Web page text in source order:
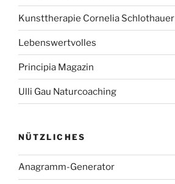
Kunsttherapie Cornelia Schlothauer
Lebenswertvolles
Principia Magazin
Ulli Gau Naturcoaching
NÜTZLICHES
Anagramm-Generator